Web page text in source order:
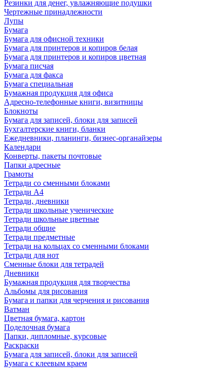
Резинки для денег, увлажняющие подушки
Чертежные принадлежности
Лупы
Бумага
Бумага для офисной техники
Бумага для принтеров и копиров белая
Бумага для принтеров и копиров цветная
Бумага писчая
Бумага для факса
Бумага специальная
Бумажная продукция для офиса
Адресно-телефонные книги, визитницы
Блокноты
Бумага для записей, блоки для записей
Бухгалтерские книги, бланки
Ежедневники, планинги, бизнес-органайзеры
Календари
Конверты, пакеты почтовые
Папки адресные
Грамоты
Тетради со сменными блоками
Тетради А4
Тетради, дневники
Тетради школьные ученические
Тетради школьные цветные
Тетради общие
Тетради предметные
Тетради на кольцах со сменными блоками
Тетради для нот
Сменные блоки для тетрадей
Дневники
Бумажная продукция для творчества
Альбомы для рисования
Бумага и папки для черчения и рисования
Ватман
Цветная бумага, картон
Поделочная бумага
Папки, дипломные, курсовые
Раскраски
Бумага для записей, блоки для записей
Бумага с клеевым краем